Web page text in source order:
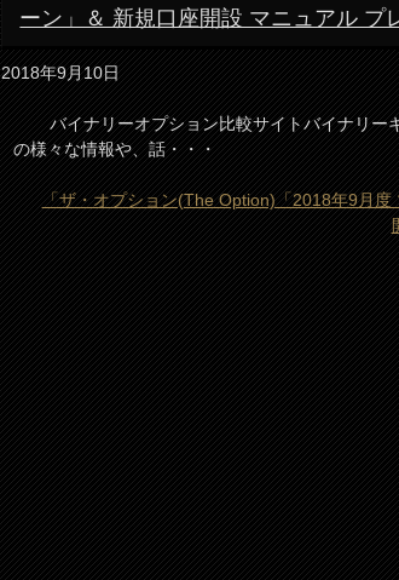
ーン」＆ 新規口座開設 マニュアル プ
2018年9月10日
バイナリーオプション比較サイトバイナリ
の様々な情報や、話・・・
「ザ・オプション(The Option)「2018年9月